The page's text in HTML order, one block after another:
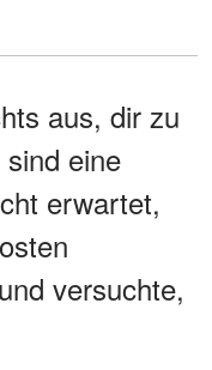
aus, dir zu
eine
erwartet,
versuchte,